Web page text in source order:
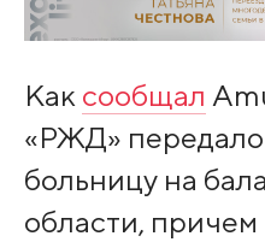
Как сообщал
«РЖД»
больницу на
области, причем